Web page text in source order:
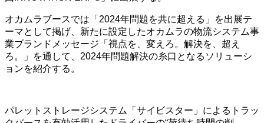
オカムラブースでは「2024年問題を共に超える」を出展テ
ーマとして掲げ、新たに設定したオカムラの物流システム事
業ブランドメッセージ「視点を、変えろ。解決を、超え
ろ。」を通して、2024年問題解決の糸口となるソリューシ
ョンを紹介する。
パレットストレージシステム「サイビスター」によるトラッ